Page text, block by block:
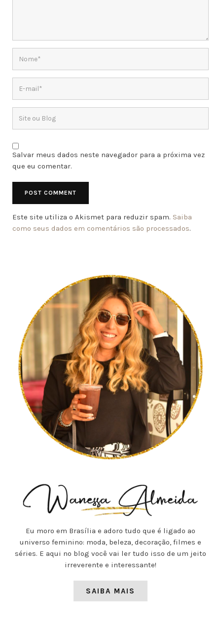
Salvar meus dados neste navegador para a próxima vez
que eu comentar.
Este site utiliza o Akismet para reduzir spam. Saiba
como seus dados em comentários são processados.
Eu moro em Brasília e adoro tudo que é ligado ao
universo feminino: moda, beleza, decoração, filmes e
séries. E aqui no blog você vai ler tudo isso de um jeito
irreverente e interessante!
SAIBA MAIS